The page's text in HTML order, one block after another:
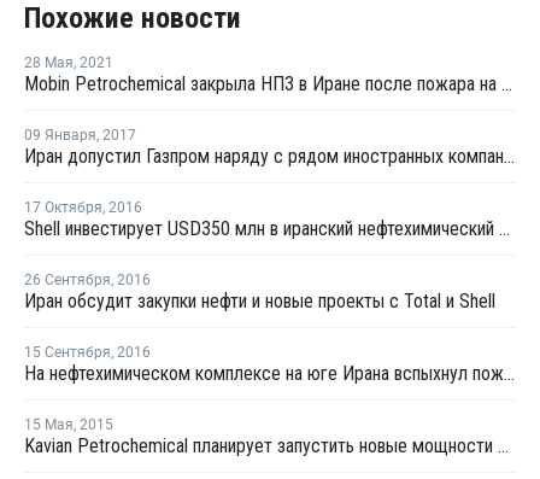
Похожие новости
28 Мая, 2021
Mobin Petrochemical закрыла НПЗ в Иране после пожара на газопроводе
09 Января, 2017
Иран допустил Газпром наряду с рядом иностранных компаний к участию в нефтегазовом раунде
17 Октября, 2016
Shell инвестирует USD350 млн в иранский нефтехимический проект
26 Сентября, 2016
Иран обсудит закупки нефти и новые проекты с Total и Shell
15 Сентября, 2016
На нефтехимическом комплексе на юге Ирана вспыхнул пожар
15 Мая, 2015
Kavian Petrochemical планирует запустить новые мощности по этилену в Иране уже в текущем году